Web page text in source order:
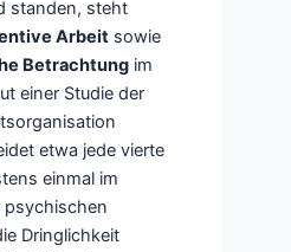
standen, steht
Arbeit sowie
Betrachtung im
einer Studie der
etwa jede vierte
einmal im
psychischen
Dringlichkeit